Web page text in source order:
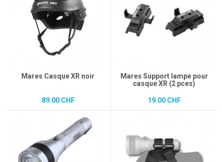
Mares Casque XR noir
89.00 CHF
Mares Support lampe pour
casque XR (2 pces)
19.00 CHF